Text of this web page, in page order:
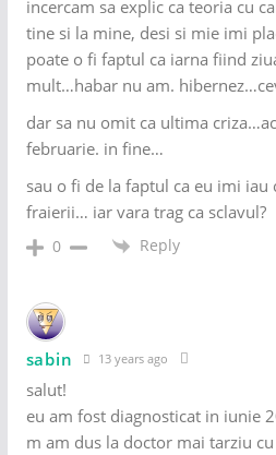
incercam sa explic ca teoria cu
tine si la mine, desi si mie imi
poate o fi faptul ca iarna fiind
mult…habar nu am.
dar sa nu omit ca ultima
februarie. in fine…
sau o fi de la faptul ca eu imi iau
fraierii… iar vara trag ca sclavul?
0 Reply
sabin 13 years ago
salut!
eu am fost diagnosticat in iunie
m am dus la doctor mai tarziu